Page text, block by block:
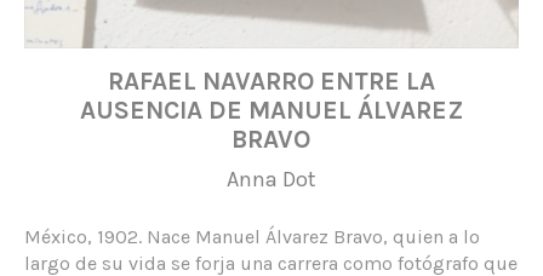
RAFAEL NAVARRO ENTRE LA
AUSENCIA DE MANUEL ÁLVAREZ
BRAVO
Anna Dot
México, 1902. Nace Manuel Álvarez Bravo, quien a lo
largo de su vida se forja una carrera como fotógrafo que